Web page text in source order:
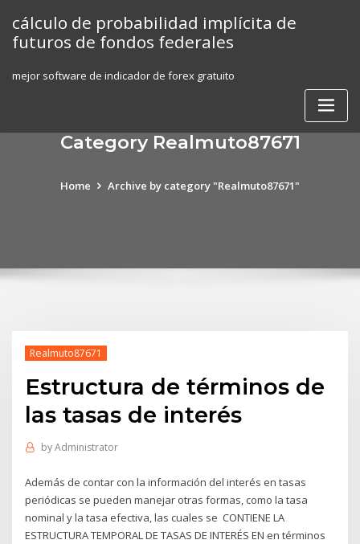
content
cálculo de probabilidad implícita de
futuros de fondos federales
mejor software de indicador de forex gratuito
Category Realmuto87671
Home Archive by category "Realmuto87671"
Realmuto87671
Estructura de términos de
las tasas de interés
byAdministrator
Además de contar con la información del interés en tasas
periódicas se pueden manejar otras formas, como la tasa
nominal y la tasa efectiva, las cuales se CONTIENE LA
ESTRUCTURA TEMPORAL DE TASAS DE INTERÉS EN en términos